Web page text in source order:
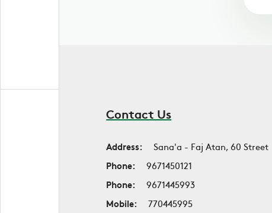
Contact Us
Address:
Sana'a - Faj Atan, 60 Street
Phone:
9671450121
Phone:
9671445993
Mobile:
770445995